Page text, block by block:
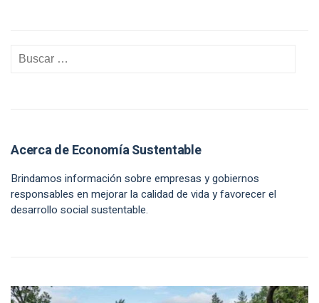
Acerca de Economía Sustentable
Brindamos información sobre empresas y gobiernos
responsables en mejorar la calidad de vida y favorecer el
desarrollo social sustentable.